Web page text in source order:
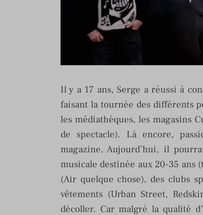
Il y a 17 ans, Serge a réussi à
faisant la tournée des différents
les médiathèques, les magasins
de spectacle). Là encore,
magazine. Aujourd’hui, il
musicale destinée aux 20-35 ans
(Air quelque chose), des clubs
vêtements (Urban Street,
décoller. Car malgré la qualité